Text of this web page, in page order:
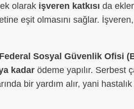
olarak işveren katkısı da
eşit olmasını sağlar. İşveren,
Federal Sosyal Güvenlik Ofisi
kadar ödeme yapılır. Serbest
bir yardım alır, yani hastalık